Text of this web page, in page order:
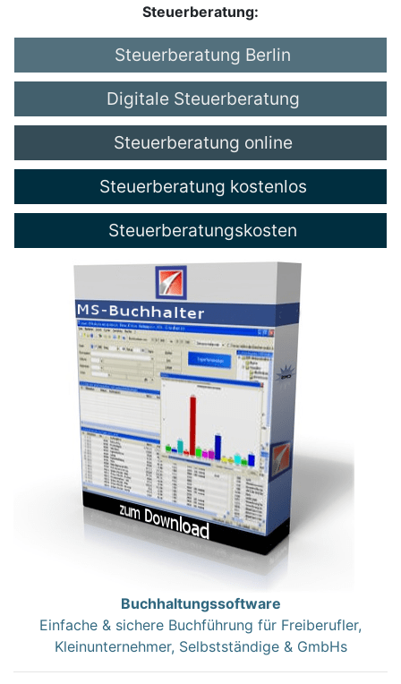
Steuerberatung:
Steuerberatung Berlin
Digitale Steuerberatung
Steuerberatung online
Steuerberatung kostenlos
Steuerberatungskosten
Buchhaltungssoftware
Einfache & sichere Buchführung für Freiberufler,
Kleinunternehmer, Selbstständige & GmbHs